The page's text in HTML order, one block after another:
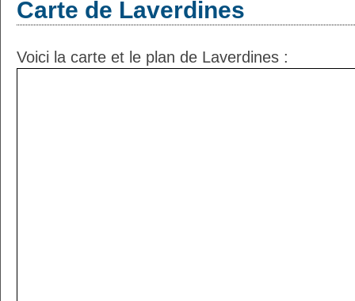
Carte de Laverdines
Voici la carte et le plan de Laverdines :